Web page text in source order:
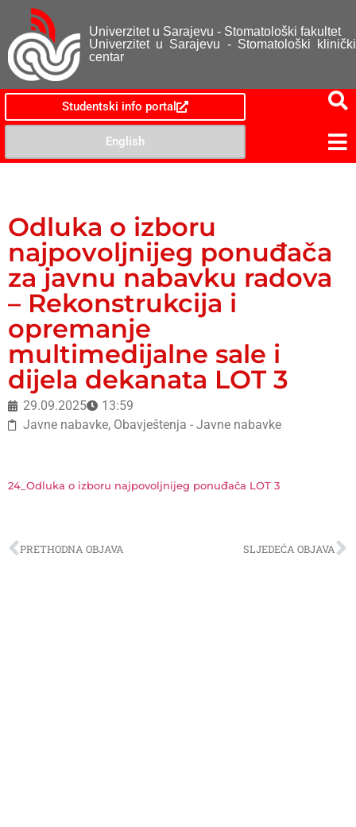
Univerzitet u Sarajevu - Stomatološki fakultet
Univerzitet u Sarajevu - Stomatološki klinički
centar
Studentski info portal
English
Odluka o izboru
najpovoljnijeg ponuđača
za javnu nabavku radova
– Rekonstrukcija i
opremanje
multimedijalne sale i
dijela dekanata LOT 3
29.09.2025
13:59
Javne nabavke, Obavještenja - Javne nabavke
24_Odluka o izboru najpovoljnijeg ponuđača LOT 3
PRETHODNA OBJAVA SLJEDEĆA OBJAVA